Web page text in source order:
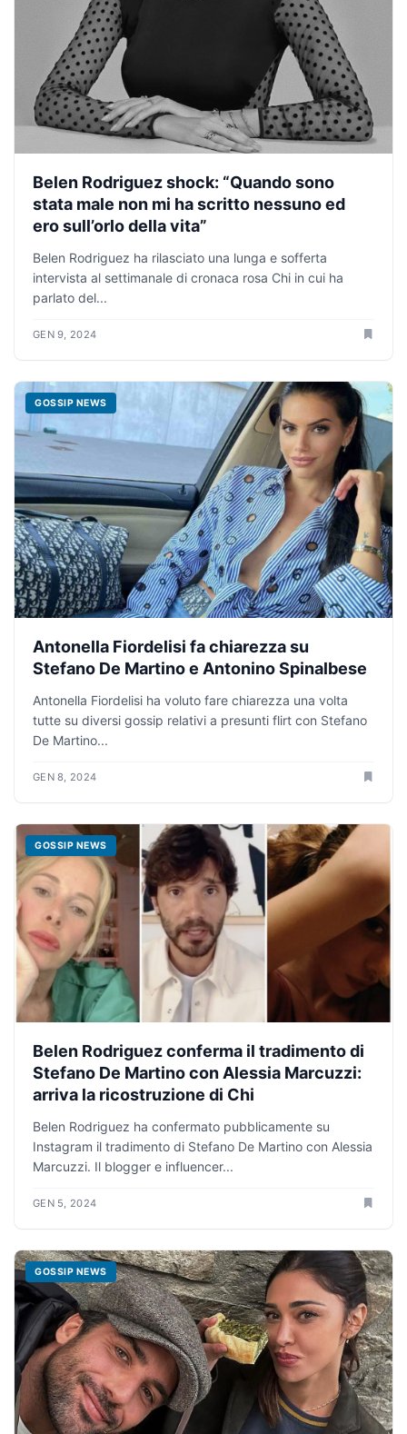
Belen Rodriguez shock: “Quando sono
stata male non mi ha scritto nessuno ed
ero sull’orlo della vita”
Belen Rodriguez ha rilasciato una lunga e sofferta
intervista al settimanale di cronaca rosa Chi in cui ha
parlato del...
GEN 9, 2024
GOSSIP NEWS
Antonella Fiordelisi fa chiarezza su
Stefano De Martino e Antonino Spinalbese
Antonella Fiordelisi ha voluto fare chiarezza una volta
tutte su diversi gossip relativi a presunti flirt con Stefano
De Martino...
GEN 8, 2024
GOSSIP NEWS
Belen Rodriguez conferma il tradimento di
Stefano De Martino con Alessia Marcuzzi:
arriva la ricostruzione di Chi
Belen Rodriguez ha confermato pubblicamente su
Instagram il tradimento di Stefano De Martino con Alessia
Marcuzzi. Il blogger e influencer...
GEN 5, 2024
GOSSIP NEWS